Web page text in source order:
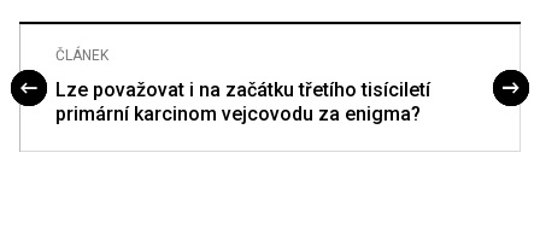
ČLÁNEK
Lze považovat i na začátku třetího tisíciletí
primární karcinom vejcovodu za enigma?